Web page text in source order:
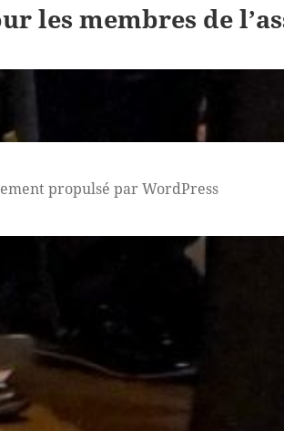
les membres de
propulsé par WordPress